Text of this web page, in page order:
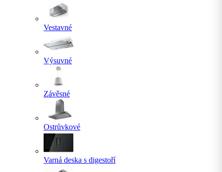
Vestavné
Výsuvné
Závěsné
Ostrůvkové
Varná deska s digestoří